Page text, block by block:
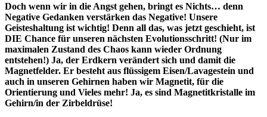
Doch wenn wir in die Angst gehen, bringt es Nichts… denn
Negative Gedanken verstärken das Negative! Unsere
Geisteshaltung ist wichtig! Denn all das, was jetzt geschieht, ist
DIE Chance für unseren nächsten Evolutionsschritt! (Nur im
maximalen Zustand des Chaos kann wieder Ordnung
entstehen!) Ja, der Erdkern verändert sich und damit die
Magnetfelder. Er besteht aus flüssigem Eisen/Lavagestein und
auch in unseren Gehirnen haben wir Magnetit, für die
Orientierung und Vieles mehr! Ja, es sind Magnetitkristalle im
Gehirn/in der Zirbeldrüse!